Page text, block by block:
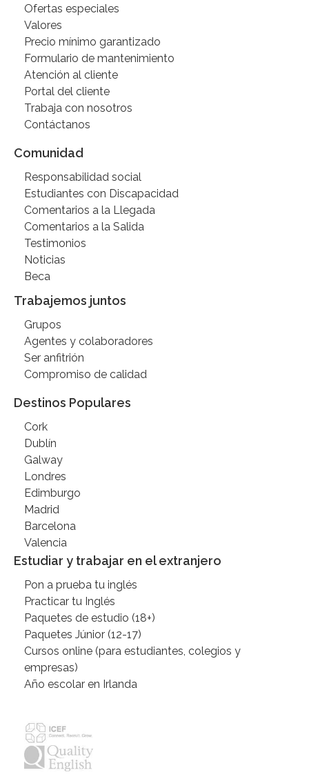
Ofertas especiales
Valores
Precio mínimo garantizado
Formulario de mantenimiento
Atención al cliente
Portal del cliente
Trabaja con nosotros
Contáctanos
Comunidad
Responsabilidad social
Estudiantes con Discapacidad
Comentarios a la Llegada
Comentarios a la Salida
Testimonios
Noticias
Beca
Trabajemos juntos
Grupos
Agentes y colaboradores
Ser anfitrión
Compromiso de calidad
Destinos Populares
Cork
Dublín
Galway
Londres
Edimburgo
Madrid
Barcelona
Valencia
Estudiar y trabajar en el extranjero
Pon a prueba tu inglés
Practicar tu Inglés
Paquetes de estudio (18+)
Paquetes Júnior (12-17)
Cursos online (para estudiantes, colegios y
empresas)
Año escolar en Irlanda